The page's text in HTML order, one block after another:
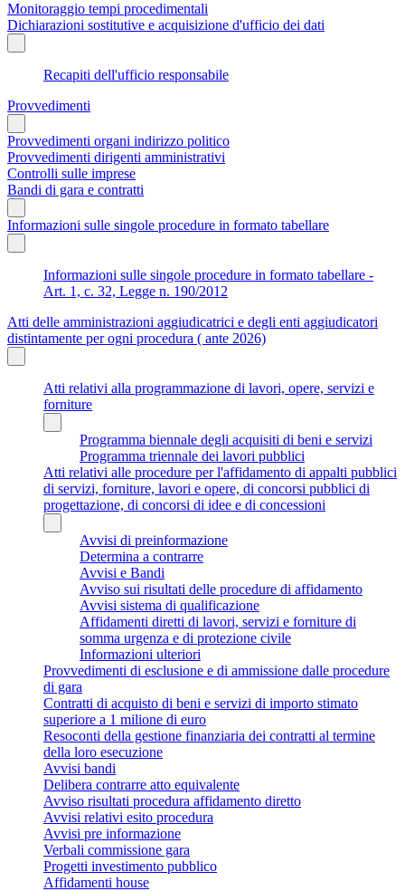
Monitoraggio tempi procedimentali
Dichiarazioni sostitutive e acquisizione d'ufficio dei dati
Recapiti dell'ufficio responsabile
Provvedimenti
Provvedimenti organi indirizzo politico
Provvedimenti dirigenti amministrativi
Controlli sulle imprese
Bandi di gara e contratti
Informazioni sulle singole procedure in formato tabellare
Informazioni sulle singole procedure in formato tabellare -
Art. 1, c. 32, Legge n. 190/2012
Atti delle amministrazioni aggiudicatrici e degli enti aggiudicatori
distintamente per ogni procedura ( ante 2026)
Atti relativi alla programmazione di lavori, opere, servizi e
forniture
Programma biennale degli acquisiti di beni e servizi
Programma triennale dei lavori pubblici
Atti relativi alle procedure per l'affidamento di appalti pubblici
di servizi, forniture, lavori e opere, di concorsi pubblici di
progettazione, di concorsi di idee e di concessioni
Avvisi di preinformazione
Determina a contrarre
Avvisi e Bandi
Avviso sui risultati delle procedure di affidamento
Avvisi sistema di qualificazione
Affidamenti diretti di lavori, servizi e forniture di
somma urgenza e di protezione civile
Informazioni ulteriori
Provvedimenti di esclusione e di ammissione dalle procedure
di gara
Contratti di acquisto di beni e servizi di importo stimato
superiore a 1 milione di euro
Resoconti della gestione finanziaria dei contratti al termine
della loro esecuzione
Avvisi bandi
Delibera contrarre atto equivalente
Avviso risultati procedura affidamento diretto
Avvisi relativi esito procedura
Avvisi pre informazione
Verbali commissione gara
Progetti investimento pubblico
Affidamenti house